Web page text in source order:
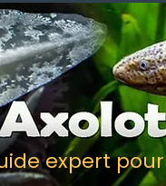
expert